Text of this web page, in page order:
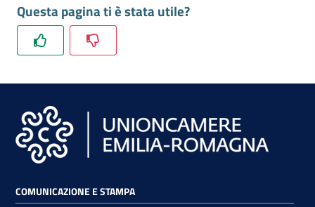
Internazionalizzazione
delle
Chi
siamo
Questa pagina ti è stata utile?
COMUNICAZIONE E STAMPA